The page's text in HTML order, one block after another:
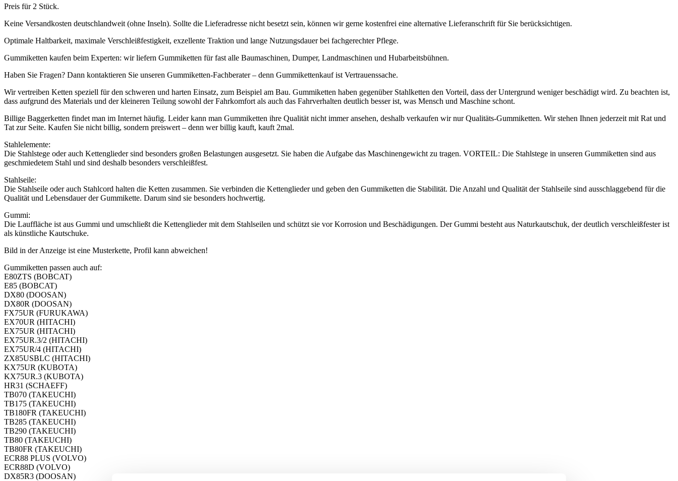
Preis für 2 Stück.
Keine Versandkosten deutschlandweit (ohne Inseln). Sollte die Lieferadresse nicht besetzt sein, können wir gerne kostenfrei eine alternative Lieferanschrift für Sie berücksichtigen.
Optimale Haltbarkeit, maximale Verschleißfestigkeit, exzellente Traktion und lange Nutzungsdauer bei fachgerechter Pflege.
Gummiketten kaufen beim Experten: wir liefern Gummiketten für fast alle Baumaschinen, Dumper, Landmaschinen und Hubarbeitsbühnen.
Haben Sie Fragen? Dann kontaktieren Sie unseren Gummiketten-Fachberater – denn Gummikettenkauf ist Vertrauenssache.
Wir vertreiben Ketten speziell für den schweren und harten Einsatz, zum Beispiel am Bau. Gummiketten haben gegenüber Stahlketten den Vorteil, dass der Untergrund weniger beschädigt wird. Zu beachten ist,
dass aufgrund des Materials und der kleineren Teilung sowohl der Fahrkomfort als auch das Fahrverhalten deutlich besser ist, was Mensch und Maschine schont.
Billige Baggerketten findet man im Internet häufig. Leider kann man Gummiketten ihre Qualität nicht immer ansehen, deshalb verkaufen wir nur Qualitäts-Gummiketten. Wir stehen Ihnen jederzeit mit Rat und
Tat zur Seite. Kaufen Sie nicht billig, sondern preiswert – denn wer billig kauft, kauft 2mal.
Stahlelemente:
Die Stahlstege oder auch Kettenglieder sind besonders großen Belastungen ausgesetzt. Sie haben die Aufgabe das Maschinengewicht zu tragen. VORTEIL: Die Stahlstege in unseren Gummiketten sind aus
geschmiedetem Stahl und sind deshalb besonders verschleißfest.
Stahlseile:
Die Stahlseile oder auch Stahlcord halten die Ketten zusammen. Sie verbinden die Kettenglieder und geben den Gummiketten die Stabilität. Die Anzahl und Qualität der Stahlseile sind ausschlaggebend für die
Qualität und Lebensdauer der Gummikette. Darum sind sie besonders hochwertig.
Gummi:
Die Lauffläche ist aus Gummi und umschließt die Kettenglieder mit dem Stahlseilen und schützt sie vor Korrosion und Beschädigungen. Der Gummi besteht aus Naturkautschuk, der deutlich verschleißfester ist
als künstliche Kautschuke.
Bild in der Anzeige ist eine Musterkette, Profil kann abweichen!
Gummiketten passen auch auf:
E80ZTS (BOBCAT)
E85 (BOBCAT)
DX80 (DOOSAN)
DX80R (DOOSAN)
FX75UR (FURUKAWA)
EX70UR (HITACHI)
EX75UR (HITACHI)
EX75UR.3/2 (HITACHI)
EX75UR/4 (HITACHI)
ZX85USBLC (HITACHI)
KX75UR (KUBOTA)
KX75UR.3 (KUBOTA)
HR31 (SCHAEFF)
TB070 (TAKEUCHI)
TB175 (TAKEUCHI)
TB180FR (TAKEUCHI)
TB285 (TAKEUCHI)
TB290 (TAKEUCHI)
TB80 (TAKEUCHI)
TB80FR (TAKEUCHI)
ECR88 PLUS (VOLVO)
ECR88D (VOLVO)
DX85R3 (DOOSAN)